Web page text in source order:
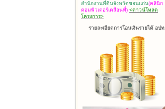
สำนักงานที่ดินจังหวัดขอนแก่น(คลินิก
คอมพิวเตอร์เคลื่อนที่) <ดาวน์โหลด
โครงการ>
รายละเอียดการโอนเงินรายได้ อปท.